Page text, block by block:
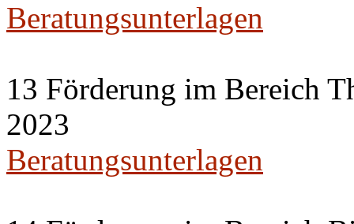
Beratungsunterlagen
13 Förderung im Bereich
2023
Beratungsunterlagen